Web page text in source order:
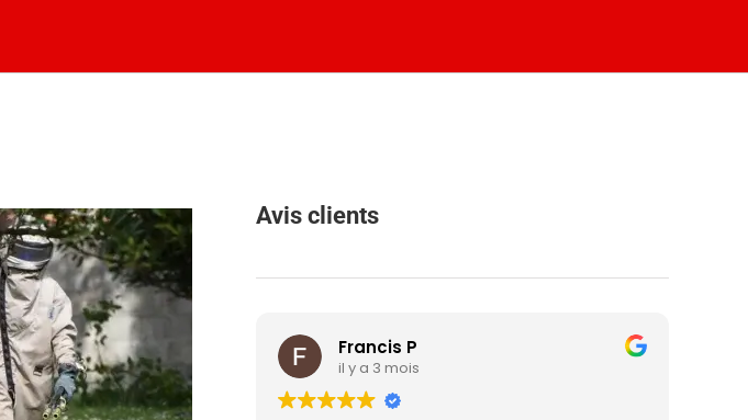
Avis clients
Francis P
il y a 3 mois